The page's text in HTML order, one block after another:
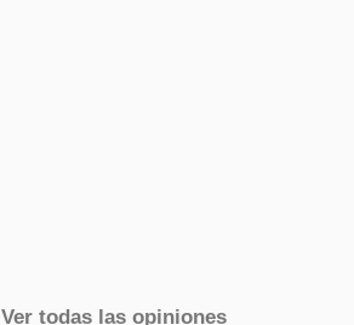
Ver todas las opiniones